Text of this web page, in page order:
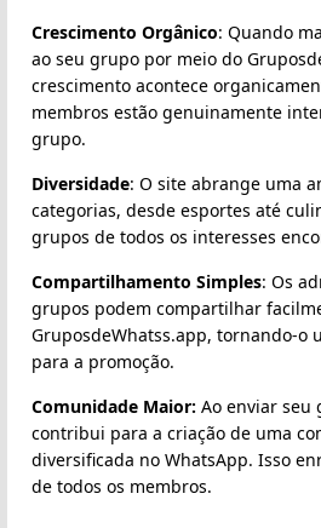
Crescimento Orgânico: Quando
ao seu grupo por meio do
crescimento acontece
membros estão genuinamente
grupo.
Diversidade: O site abrange uma
categorias, desde esportes até
grupos de todos os interesses
Compartilhamento Simples: Os
grupos podem compartilhar
GruposdeWhatss.app, tornando-o
para a promoção.
Comunidade Maior: Ao enviar seu
contribui para a criação de uma
diversificada no WhatsApp. Isso
de todos os membros.